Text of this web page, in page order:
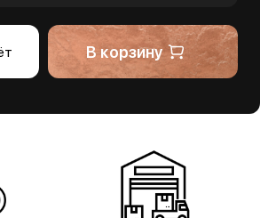
В корзину